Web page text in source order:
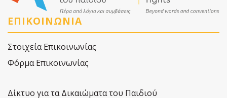
ΕΠΙΚΟΙΝΩΝΙΑ
Στοιχεία Επικοινωνίας
Φόρμα Επικοινωνίας
Δίκτυο για τα Δικαιώματα του Παιδιού